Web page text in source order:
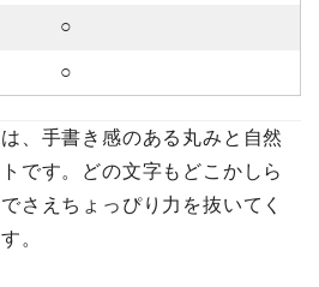
○
○
、手書き感のある丸みと自然
です。どの文字もどこかしら
さえちょっぴり力を抜いてく
。